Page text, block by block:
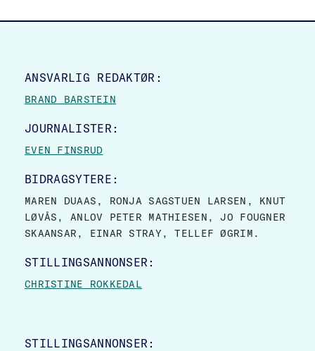
SITE FOOTER
ANSVARLIG REDAKTØR:
BRAND BARSTEIN
JOURNALISTER:
EVEN FINSRUD
BIDRAGSYTERE:
MAREN DUAAS, RONJA SAGSTUEN LARSEN, KNUT
LØVÅS, ANLOV PETER MATHIESEN, JO FOUGNER
SKAANSAR, EINAR STRAY, TELLEF ØGRIM.
STILLINGSANNONSER:
CHRISTINE ROKKEDAL
STILLINGSANNONSER: